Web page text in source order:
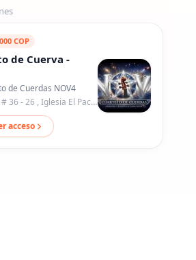
COP
de Cuerva -
de Cuerdas NOV4
Calle 63 # 36 - 26 , Iglesia El Pacto
acceso